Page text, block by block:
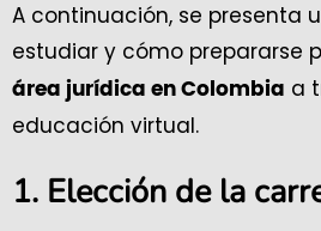
A continuación, se presenta
estudiar y cómo prepararse
área jurídica en Colombia a
educación virtual.
1. Elección de la